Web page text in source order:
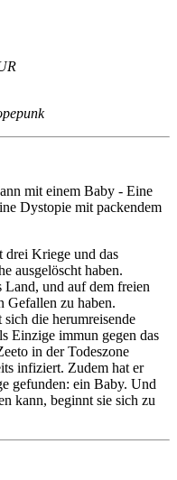
mit einem Baby - Eine
Dystopie mit packendem
drei Kriege und das
ausgelöscht haben.
Land, und auf dem freien
Gefallen zu haben.
die herumreisende
Einzige immun gegen das
in der Todeszone
infiziert. Zudem hat er
gefunden: ein Baby. Und
kann, beginnt sie sich zu